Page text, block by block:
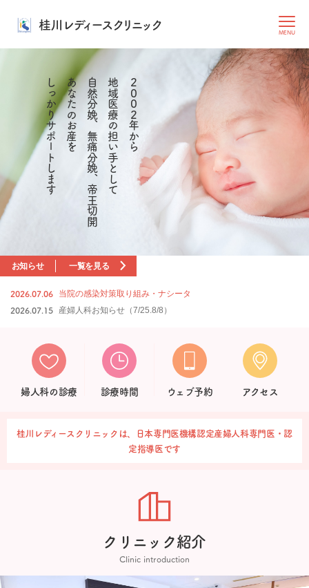
桂川レディースクリニック MENU
２００２年から
地域医療の担い手として
自然分娩、無痛分娩、帝王切開
あなたのお産を
しっかりサポートします
お知らせ 一覧を見る
2026.07.06 当院の感染対策取り組み・ナシータ
2026.07.15 産婦人科お知らせ（7/25.8/8）
婦人科の診療 診療時間 ウェブ予約 アクセス
桂川レディースクリニックは、日本専門医機構認定産婦人科専門医・認
定指導医です
クリニック紹介
Clinic introduction